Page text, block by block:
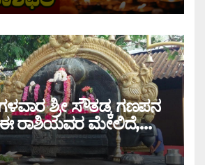
ಶ್ರೀ ಸೌತಡ್ಕ ಗಣಪನ
ಈ ರಾಶಿಯವರ ಮೇಲಿದೆ,
ಭವಿಷ್ಯ ತಿಳಿಯಿರಿ